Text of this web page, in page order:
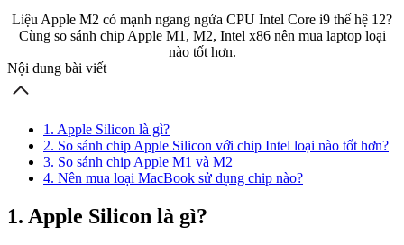
Liệu Apple M2 có mạnh ngang ngửa CPU Intel Core i9 thế hệ 12?
Cùng so sánh chip Apple M1, M2, Intel x86 nên mua laptop loại
nào tốt hơn.
Nội dung bài viết
1. Apple Silicon là gì?
2. So sánh chip Apple Silicon với chip Intel loại nào tốt hơn?
3. So sánh chip Apple M1 và M2
4. Nên mua loại MacBook sử dụng chip nào?
1. Apple Silicon là gì?